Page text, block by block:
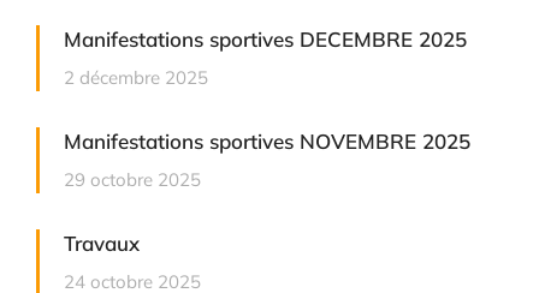
Manifestations sportives DECEMBRE 2025
2 décembre 2025
Manifestations sportives NOVEMBRE 2025
29 octobre 2025
Travaux
24 octobre 2025